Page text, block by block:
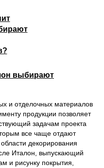
выбирают
и отделочных материалов
продукции позволяет
задачам проекта
все чаще отдают
декорирования
Италон, выпускающий
и рисунку покрытия,